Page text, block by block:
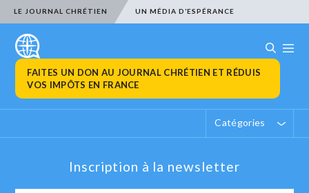
LE JOURNAL CHRÉTIEN UN MÉDIA D’ESPÉRANCE
FAITES UN DON AU JOURNAL CHRÉTIEN ET RÉDUIS
VOS IMPÔTS EN FRANCE
Catégories
Inscription à la newsletter